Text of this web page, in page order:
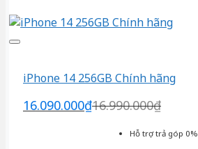
Hỗ trợ trả góp 0%
iPhone 14 256GB Chính hãng
16.090.000₫16.990.000₫